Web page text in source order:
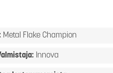
Metal Flake Champion
Innova